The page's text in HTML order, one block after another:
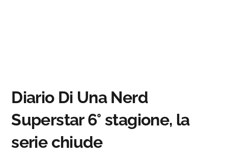
Diario Di Una Nerd
Superstar 6° stagione, la
serie chiude